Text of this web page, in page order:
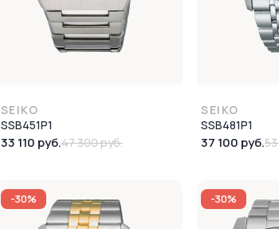
SEIKO
SSB451P1
33 110 руб.47 300 руб.
SEIKO
SSB481P1
37 100 руб.
-30% -30%